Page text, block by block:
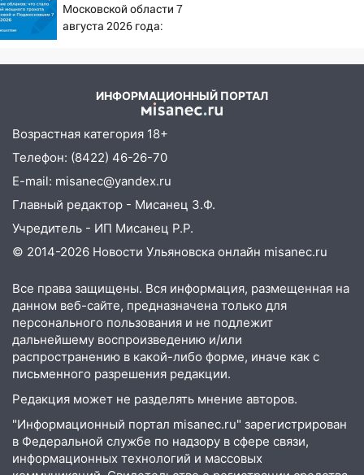
09:52
Ночью беспилотники сбили над
соседними Татарстаном и Саратовской
Бога в СИЗО
09:35 В Ульяновске директора фирмы
будут судить за неуплату налогов на 48
млн рублей
Подросток на питбайке сбил
велосипедистку: пострадали двое
07:20
знойный и сухой четверг
06:00 Под Ульяновском при развороте
пострадал 38-летний водитель
иномарки
05:00 «Каждая пятая женщина и каждый
второй мужчина в мире сталкиваются с
алопецией»: врач рассказал, чем может
быть вызвано облысение и как с этим
справиться
03:30 Гороскоп на 7 августа: пятница
Московской области 7
августа 2026 года:
ИНФОРМАЦИОННЫЙ ПОРТАЛ
Возрастная категория 18+
Телефон: (8422) 46-26-70
E-mail: misanec@yandex.ru
Главный редактор - Мисанец З.Ф.
Учредитель - ИП Мисанец Р.Р.
© 2014-2026 Новости Ульяновска онлайн misanec.ru
Все права защищены. Вся информация, размещенная на
данном веб-сайте, предназначена только для
персонального пользования и не подлежит
дальнейшему воспроизведению и/или
распространению в какой-либо форме, иначе как с
письменного разрешения редакции.
Редакция может не разделять мнение авторов.
"Информационный портал misanec.ru" зарегистрирован
в Федеральной службе по надзору в сфере связи,
информационных технологий и массовых